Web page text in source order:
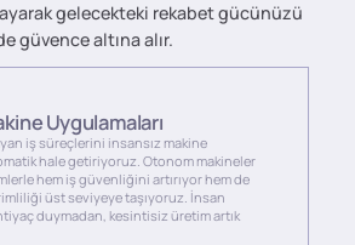
gelecekteki rekabet gücünüzü
güvence altına alır.
Uygulamaları
iş süreçlerini insansız makine
hale getiriyoruz. Otonom makineler
hem iş güvenliğini artırıyor hem de
üst seviyeye taşıyoruz. İnsan
duymadan, kesintisiz üretim artık